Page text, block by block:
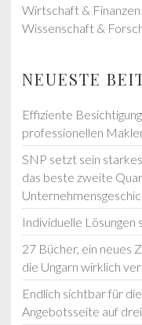
Wirtschaft & Finanzen
Wissenschaft &
NEUESTE
Effiziente
professionellen
SNP setzt sein
das beste zweite
Individuelle
27 Bücher, ein neues
die Ungarn wirklich
Endlich sichtbar für
Angebotsseite auf